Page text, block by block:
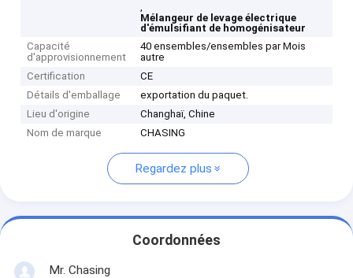
,
Mélangeur de levage électrique
d'émulsifiant de homogénisateur
Capacité
d'approvisionnement
40 ensembles/ensembles par Mois
autre
Certification
CE
Détails d'emballage
exportation du paquet.
Lieu d'origine
Changhaï, Chine
Nom de marque
CHASING
Regardez plus
Coordonnées
Mr. Chasing